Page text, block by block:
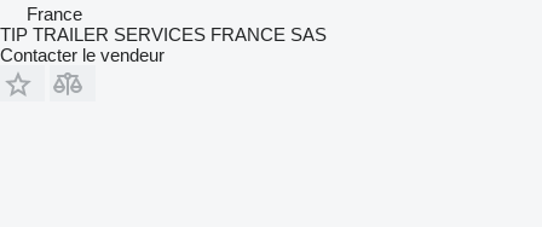
France
TIP TRAILER SERVICES FRANCE SAS
Contacter le vendeur